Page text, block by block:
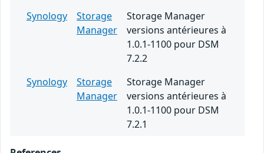
Synology
Storage
Manager
Storage Manager
versions antérieures à
1.0.1-1100 pour DSM
7.2.2
Synology
Storage
Manager
Storage Manager
versions antérieures à
1.0.1-1100 pour DSM
7.2.1